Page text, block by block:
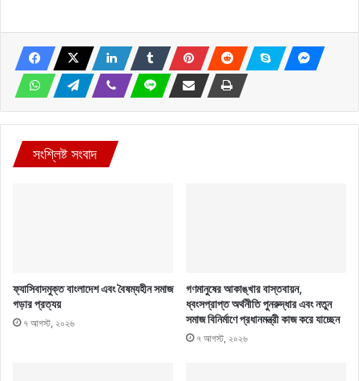
সংশ্লিষ্ট সংবাদ
ফ্যাসিবাদমুক্ত বাংলাদেশ এবং বৈষম্যহীন সমাজ
গড়ার প্রত্যয়
৭ আগস্ট, ২০২৬
গণমানুষের আকাঙ্খার বাস্তবায়ন,
ধ্বংসপ্রাপ্ত অর্থনীতি পুনরুদ্ধার এবং নতুন
সমাজ বিনির্মাণে প্রধানমন্ত্রী কাজ করে যাচ্ছেন
৭ আগস্ট, ২০২৬